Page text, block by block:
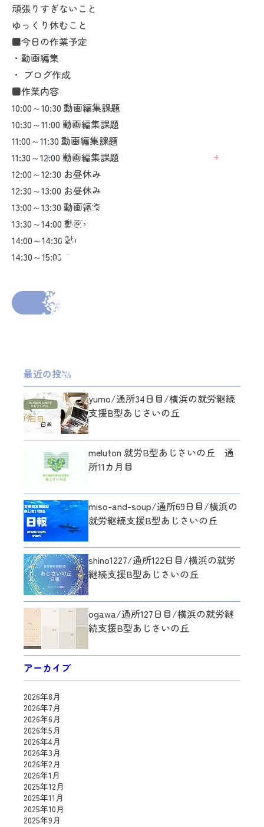
頑張りすぎないこと
ゆっくり休むこと
■今日の作業予定
・動画編集
・ ブログ作成
■作業内容
10:00～10:30 動画編集課題
10:30～11:00 動画編集課題
11:00～11:30 動画編集課題
11:30～12:00 動画編集課題
12:00～12:30 お昼休み
12:30～13:00 お昼休み
13:00～13:30 動画編集課題
13:30～14:00 動画編集課題
14:00～14:30 動画編集課題
14:30～15:00 ブログ作成
前の投稿へ
最近の投稿
yumo/通所34日目/横浜の就労継続
支援B型あじさいの丘
meluton 就労B型あじさいの丘 通
所11カ月目
miso-and-soup/通所69日目/横浜の
就労継続支援B型あじさいの丘
shino1227/通所122日目/横浜の就労
継続支援B型あじさいの丘
ogawa/通所127日目/横浜の就労継
続支援B型あじさいの丘
アーカイブ
2026年8月
2026年7月
2026年6月
2026年5月
2026年4月
2026年3月
2026年2月
2026年1月
2025年12月
2025年11月
2025年10月
2025年9月